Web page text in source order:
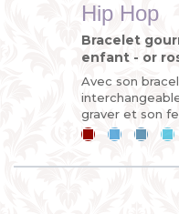
Hip Hop
Bracelet
enfant - or
Avec son
graver et son
la gourmette
CeriseBleuBleu